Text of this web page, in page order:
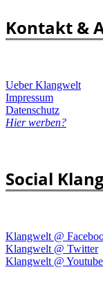
Kontakt &
Ueber Klangwelt
Impressum
Datenschutz
Hier werben?
Social
Klangwelt @
Klangwelt @ Twitter
Klangwelt @ Youtube